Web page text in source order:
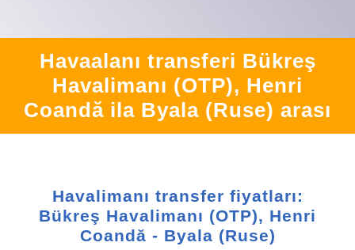
Havaalanı transferi Bükreş
Havalimanı (OTP), Henri
Coandă ila Byala (Ruse) arası
Havalimanı transfer fiyatları:
Bükreş Havalimanı (OTP), Henri
Coandă - Byala (Ruse)